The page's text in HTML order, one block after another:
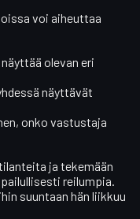
voi aiheuttaa
olevan eri
näyttävät
onko vastustaja
ja tekemään
reilumpia.
suuntaan hän liikkuu